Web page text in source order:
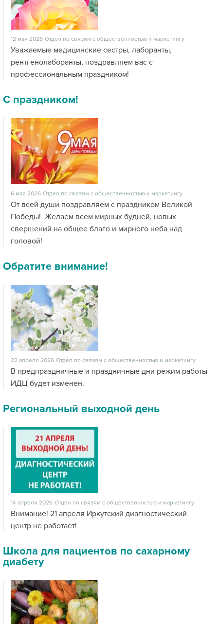
12 мая 2026 Отдел по связям с общественностью и маркетингу
Уважаемые медицинские сестры, лаборанты,
рентгенолаборанты, поздравляем вас с
профессиональным праздником!
С праздником!
6 мая 2026 Отдел по связям с общественностью и маркетингу
От всей души поздравляем с праздником Великой
Победы! Желаем всем мирных будней, новых
свершений на общее благо и мирного неба над
головой!
Обратите внимание!
22 апреля 2026 Отдел по связям с общественностью и маркетингу
В предпраздничные и праздничные дни режим работы
ИДЦ будет изменен.
Региональный выходной день
14 апреля 2026 Отдел по связям с общественностью и маркетингу
Внимание! 21 апреля Иркутский диагностический
центр не работает!
Школа для пациентов по сахарному
диабету